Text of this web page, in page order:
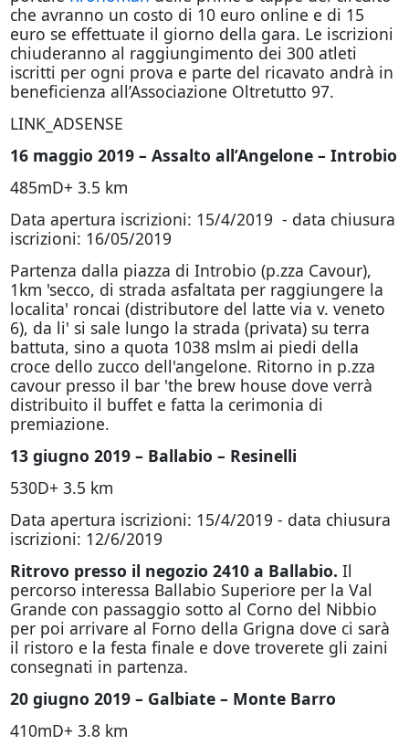
che avranno un costo di 10 euro online e di 15
euro se effettuate il giorno della gara. Le iscrizioni
chiuderanno al raggiungimento dei 300 atleti
iscritti per ogni prova e parte del ricavato andrà in
beneficienza all’Associazione Oltretutto 97.
LINK_ADSENSE
16 maggio 2019 – Assalto all’Angelone – Introbio
485mD+ 3.5 km
Data apertura iscrizioni: 15/4/2019 - data chiusura
iscrizioni: 16/05/2019
Partenza dalla piazza di Introbio (p.zza Cavour),
1km 'secco, di strada asfaltata per raggiungere la
localita' roncai (distributore del latte via v. veneto
6), da li' si sale lungo la strada (privata) su terra
battuta, sino a quota 1038 mslm ai piedi della
croce dello zucco dell'angelone. Ritorno in p.zza
cavour presso il bar 'the brew house dove verrà
distribuito il buffet e fatta la cerimonia di
premiazione.
13 giugno 2019 – Ballabio – Resinelli
530D+ 3.5 km
Data apertura iscrizioni: 15/4/2019 - data chiusura
iscrizioni: 12/6/2019
Ritrovo presso il negozio 2410 a Ballabio. Il
percorso interessa Ballabio Superiore per la Val
Grande con passaggio sotto al Corno del Nibbio
per poi arrivare al Forno della Grigna dove ci sarà
il ristoro e la festa finale e dove troverete gli zaini
consegnati in partenza.
20 giugno 2019 – Galbiate – Monte Barro
410mD+ 3.8 km